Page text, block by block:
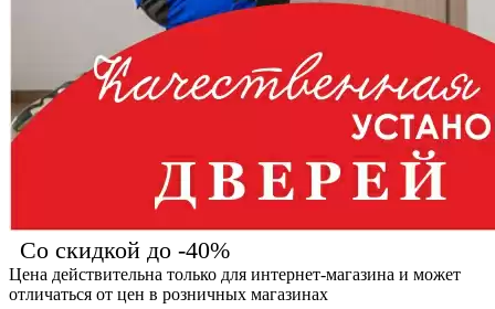
Со скидкой до -40%
Цена действительна только для интернет-магазина и может
отличаться от цен в розничных магазинах